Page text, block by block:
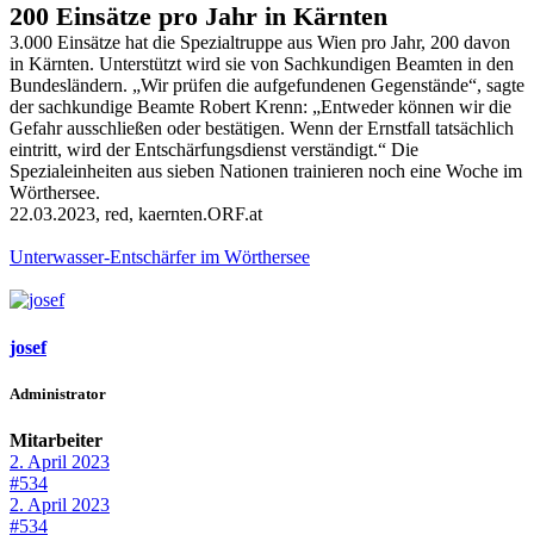
200 Einsätze pro Jahr in Kärnten
3.000 Einsätze hat die Spezialtruppe aus Wien pro Jahr, 200 davon
in Kärnten. Unterstützt wird sie von Sachkundigen Beamten in den
Bundesländern. „Wir prüfen die aufgefundenen Gegenstände“, sagte
der sachkundige Beamte Robert Krenn: „Entweder können wir die
Gefahr ausschließen oder bestätigen. Wenn der Ernstfall tatsächlich
eintritt, wird der Entschärfungsdienst verständigt.“ Die
Spezialeinheiten aus sieben Nationen trainieren noch eine Woche im
Wörthersee.
22.03.2023, red, kaernten.ORF.at
Unterwasser-Entschärfer im Wörthersee
josef
Administrator
Mitarbeiter
2. April 2023
#534
2. April 2023
#534